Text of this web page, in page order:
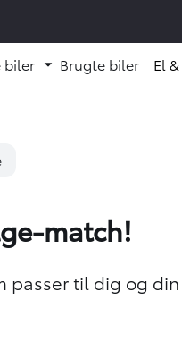
biler Fold undermenu ud
Brugte biler El
match!
til dig og